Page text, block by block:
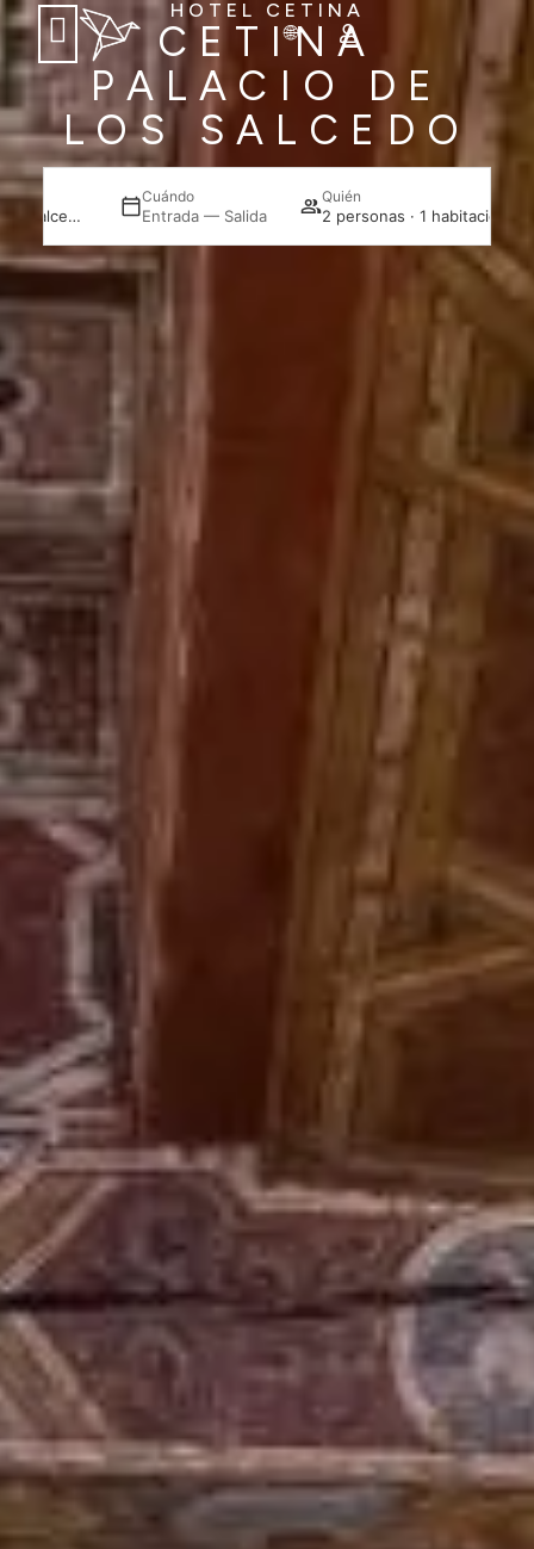
HOTEL CETINA
CETINA
PALACIO DE
LOS SALCEDO
Cetina Palacio de los Salcedo
Cuándo
Entrada — Salida
Quién
2 personas · 1 habitación